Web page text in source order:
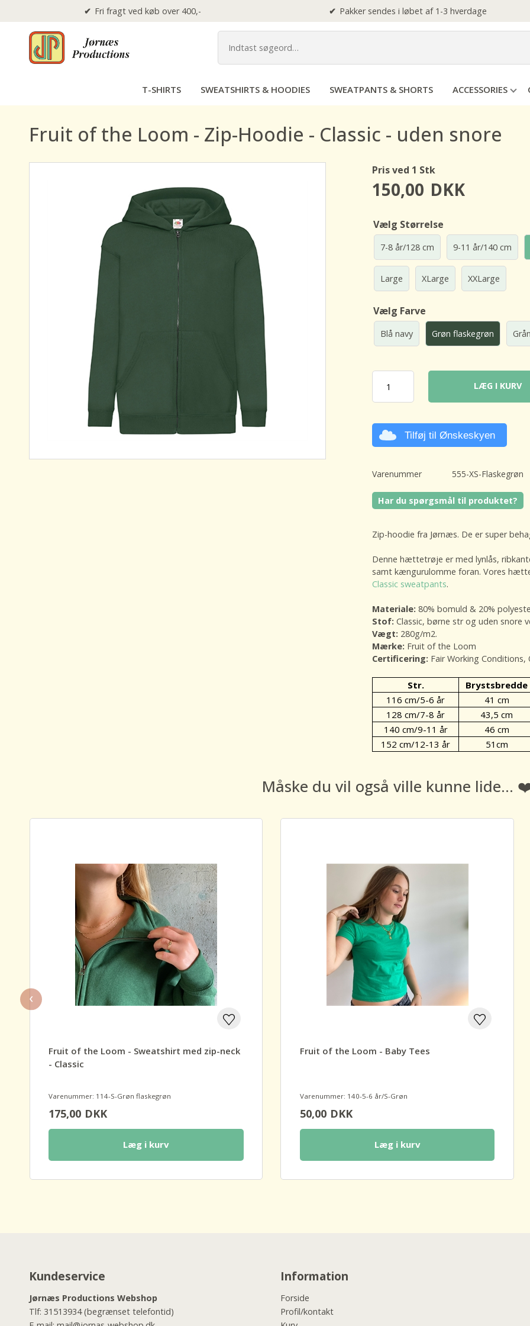
Fri fragt ved køb over 400,- Pakker sendes i løbet af 1-3 hverdage
T-SHIRTS SWEATSHIRTS & HOODIES SWEATPANTS & SHORTS ACCESSORIES
Fruit of the Loom - Zip-Hoodie - Classic - uden snore
Pris ved 1 Stk
150,00 DKK
Vælg Størrelse
7-8 år/128 cm 9-11 år/140 cm
Large XLarge XXLarge
Vælg Farve
Blå navy Grøn flaskegrøn
LÆG I KURV
Tilføj til Ønskeskyen
Varenummer 555-XS-Flaskegrøn
Har du spørgsmål til produktet?
Zip-hoodie fra Jørnæs. De er super
Denne hættetrøje er med lynlås,
samt kængurulomme foran. Vores
Classic sweatpants.
Materiale:80% bomuld & 20%
Stof: Classic, børne str og uden snore
Vægt: 280g/m2.
Mærke: Fruit of the Loom
Certificering: Fair Working Conditions,
Str. Brystsbredde
116 cm/5-6 år
41 cm
128 cm/7-8 år
43,5 cm
140 cm/9-11 år
46 cm
152 cm/12-13 år
51cm
Måske du vil også ville kunne lide...
Fruit of the Loom - Sweatshirt med zip-neck
- Classic
Varenummer: 114-S-Grøn flaskegrøn
175,00DKK
Læg i kurv
Fruit of the Loom - Baby Tees
Varenummer: 140-5-6 år/S-Grøn
50,00DKK
Læg i kurv
‹
Kundeservice
Jørnæs Productions Webshop
Tlf: 31513934(begrænset telefontid)
Information
Forside
Profil/kontakt